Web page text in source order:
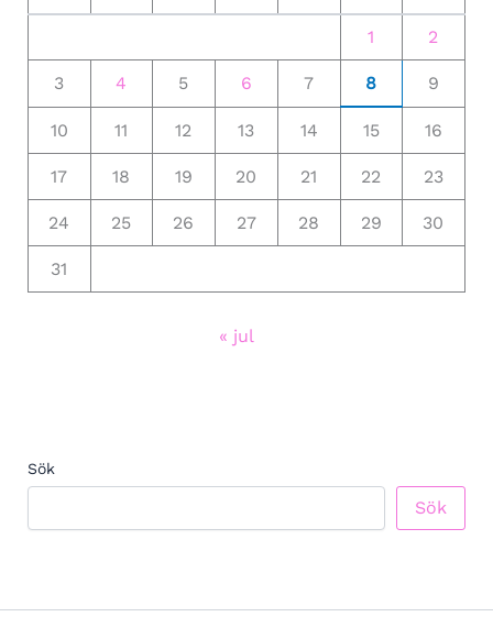
1 2
3 4 5 6 7 8 9
10 11 12 13 14 15 16
17 18 19 20 21 22 23
24 25 26 27 28 29 30
31
« jul
Sök
Sök